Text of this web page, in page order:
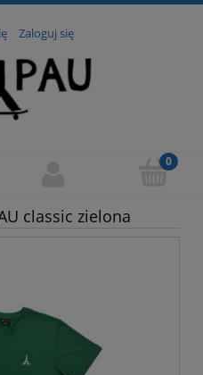
Zaloguj się
classic zielona